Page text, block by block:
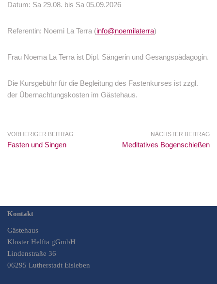
Datum: Sa 29.08. bis Sa 05.09.2026
Referentin: Noemi La Terra (info@noemilaterra)
Frau Noema La Terra ist Dipl. Sängerin und Gesangspädagogin.
Die Kursgebühr für die Begleitung des Fastenkurses ist zzgl.
der Übernachtungskosten im Gästehaus.
VORHERIGER BEITRAG
Fasten und Singen
NÄCHSTER BEITRAG
Meditatives Bogenschießen
Kontakt
Gästehaus
Kloster Helfta gGmbH
Lindenstraße 36
06295 Lutherstadt Eisleben